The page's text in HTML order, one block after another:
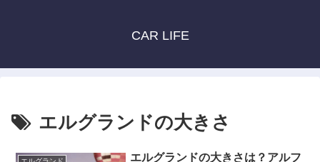
CAR LIFE
エルグランドの大きさ
エルグランドの大きさは？アルフ